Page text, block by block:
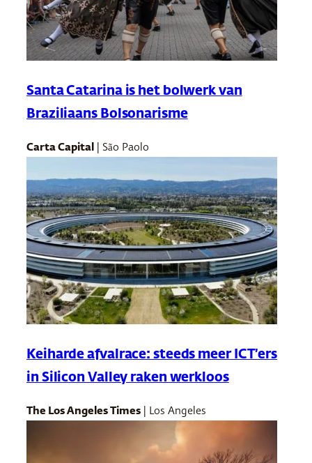
Santa Catarina is het bolwerk van
Braziliaans Bolsonarisme
Carta Capital | São Paolo
Keiharde afvalrace: steeds meer ICT’ers
in Silicon Valley raken werkloos
The Los Angeles Times | Los Angeles